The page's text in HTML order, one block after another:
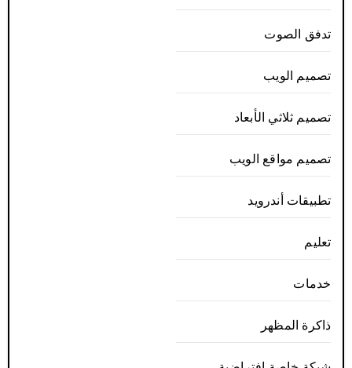
تدفق الصوت
تصميم الويب
تصميم ثلاثي الأبعاد
تصميم مواقع الويب
تطبيقات أندرويد
تعليم
خدمات
ذاكرة المظهر